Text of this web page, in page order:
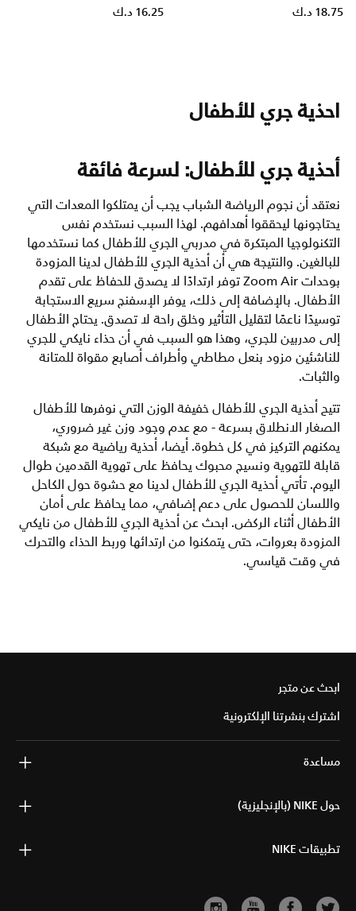
18.75 د.ك
16.25 د.ك
احذية جري للأطفال
أحذية جري للأطفال: لسرعة فائقة
نعتقد أن نجوم الرياضة الشباب يجب أن يمتلكوا المعدات التي
يحتاجونها ليحققوا أهدافهم. لهذا السبب نستخدم نفس
التكنولوجيا المبتكرة في مدربي الجري للأطفال كما نستخدمها
للبالغين. والنتيجة هي أن أحذية الجري للأطفال لدينا المزودة
بوحدات Zoom Air توفر ارتدادًا لا يصدق للحفاظ على تقدم
الأطفال. بالإضافة إلى ذلك، يوفر الإسفنج سريع الاستجابة
توسيدًا ناعمًا لتقليل التأثير وخلق راحة لا تصدق. يحتاج الأطفال
إلى مدربين للجري، وهذا هو السبب في أن حذاء نايكي للجري
للناشئين مزود بنعل مطاطي وأطراف أصابع مقواة للمتانة
والثبات.
تتيح أحذية الجري للأطفال خفيفة الوزن التي نوفرها للأطفال
الصغار الانطلاق بسرعة - مع عدم وجود وزن غير ضروري،
يمكنهم التركيز في كل خطوة. أيضا، أحذية رياضية مع شبكة
قابلة للتهوية ونسيج محبوك يحافظ على تهوية القدمين طوال
اليوم. تأتي أحذية الجري للأطفال لدينا مع حشوة حول الكاحل
واللسان للحصول على دعم إضافي، مما يحافظ على أمان
الأطفال أثناء الركض. ابحث عن أحذية الجري للأطفال من نايكي
المزودة بعروات، حتى يتمكنوا من ارتدائها وربط الحذاء والتحرك
في وقت قياسي.
ابحث عن متجر
اشترك بنشرتنا الإلكترونية
مساعدة
حول NIKE (بالإنجليزية)
تطبيقات NIKE